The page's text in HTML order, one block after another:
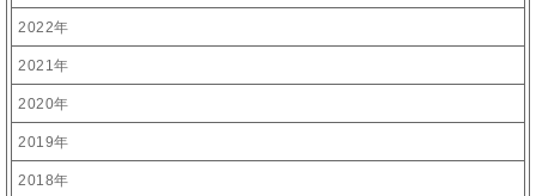
2022年
2021年
2020年
2019年
2018年